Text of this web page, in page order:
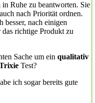
Ruhe zu beantworten. Sie
nach Priorität ordnen.
besser, nach einigen
richtige Produkt zu
Sache um ein qualitativ
Test?
ich sogar bereits gute